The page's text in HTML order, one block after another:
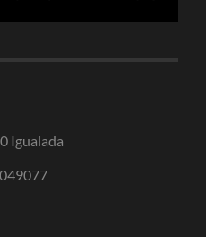
Igualada